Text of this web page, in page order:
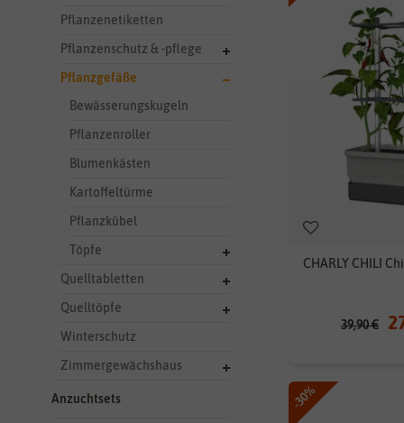
Pflanzenetiketten
Pflanzenschutz & -pflege
Pflanzgefäße
Bewässerungskugeln
Pflanzenroller
Blumenkästen
Kartoffeltürme
Pflanzkübel
Töpfe
Quelltabletten
Quelltöpfe
Winterschutz
Zimmergewächshaus
Anzuchtsets
CHARLY CHILI
39,90 €
-30%